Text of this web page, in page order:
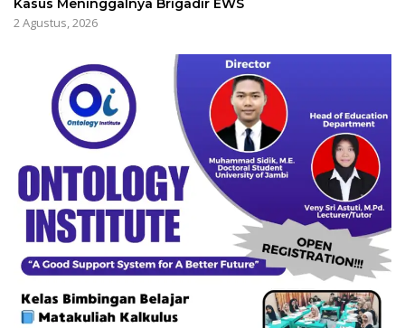
Kasus Meninggalnya Brigadir EWS
2 Agustus, 2026